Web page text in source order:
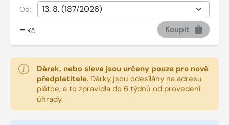
Od:
- Kč Koupit
Dárek, nebo sleva jsou určeny pouze pro nové
předplatitele. Dárky jsou odesílány na adresu
plátce, a to zpravidla do 6 týdnů od provedení
úhrady.